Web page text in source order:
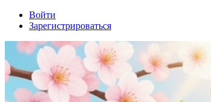
Войти
Зарегистрироваться